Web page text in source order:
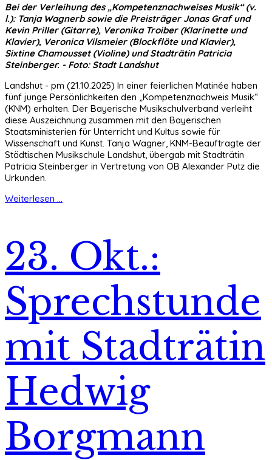
Bei der Verleihung des „Kompetenznachweises Musik“ (v.
l.): Tanja Wagnerb sowie die Preisträger Jonas Graf und
Kevin Priller (Gitarre), Veronika Troiber (Klarinette und
Klavier), Veronica Vilsmeier (Blockflöte und Klavier),
Sixtine Chamousset (Violine) und Stadträtin Patricia
Steinberger. - Foto: Stadt Landshut
Landshut - pm (21.10.2025) In einer feierlichen Matinée haben
fünf junge Persönlichkeiten den „Kompetenznachweis Musik“
(KNM) erhalten. Der Bayerische Musikschulverband verleiht
diese Auszeichnung zusammen mit den Bayerischen
Staatsministerien für Unterricht und Kultus sowie für
Wissenschaft und Kunst. Tanja Wagner, KNM-Beauftragte der
Städtischen Musikschule Landshut, übergab mit Stadträtin
Patricia Steinberger in Vertretung von OB Alexander Putz die
Urkunden.
Weiterlesen ...
23. Okt.:
Sprechstunde
mit Stadträtin
Hedwig
Borgmann